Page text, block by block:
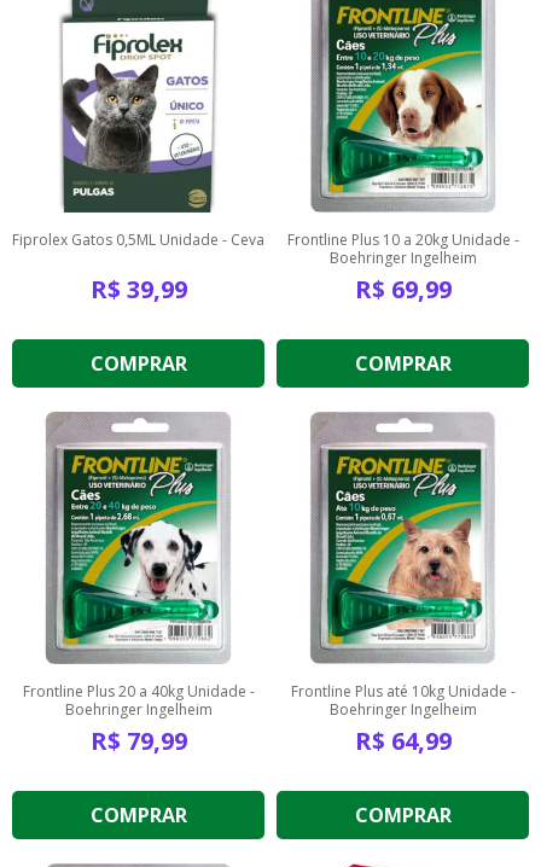
Fiprolex Gatos 0,5ML Unidade - Ceva
R$ 39,99
COMPRAR
Frontline Plus 10 a 20kg Unidade -
Boehringer Ingelheim
R$ 69,99
COMPRAR
Frontline Plus 20 a 40kg Unidade -
Boehringer Ingelheim
R$ 79,99
COMPRAR
Frontline Plus até 10kg Unidade -
Boehringer Ingelheim
R$ 64,99
COMPRAR